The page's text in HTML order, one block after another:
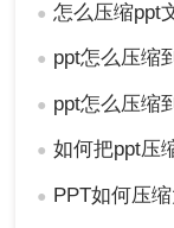
● 怎么压缩ppt文
● ppt怎么压缩到
● ppt怎么压缩
● 如何把ppt压
● PPT如何压